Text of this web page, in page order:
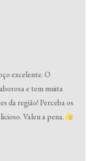
excelente. O
e tem muita
da região! Perceba os
Valeu a pena.